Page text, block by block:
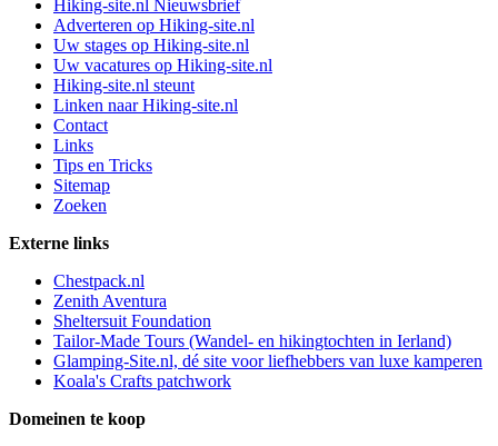
Hiking-site.nl Nieuwsbrief
Adverteren op Hiking-site.nl
Uw stages op Hiking-site.nl
Uw vacatures op Hiking-site.nl
Hiking-site.nl steunt
Linken naar Hiking-site.nl
Contact
Links
Tips en Tricks
Sitemap
Zoeken
Externe links
Chestpack.nl
Zenith Aventura
Sheltersuit Foundation
Tailor-Made Tours (Wandel- en hikingtochten in Ierland)
Glamping-Site.nl, dé site voor liefhebbers van luxe kamperen
Koala's Crafts patchwork
Domeinen te koop